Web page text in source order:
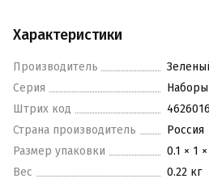
Характеристики
Производитель
Серия
Штрих код
Страна производитель
Россия
Размер упаковки
0.1 × 1
Вес
0.22 кг